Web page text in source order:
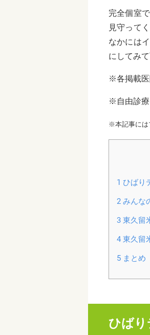
完全個室
見守って
なかには
にしてみて
※各掲載医
※自由診
※本記事には
1 ひばり
2みんな
3東久留
4東久留
5まとめ
ひば